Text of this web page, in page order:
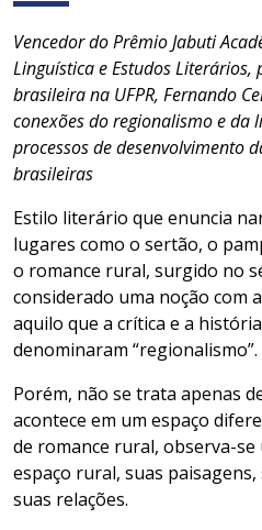
Vencedor do Prêmio Jabuti
Linguística e Estudos
brasileira na UFPR, Fernando
conexões do regionalismo e da
processos de desenvolvimento
brasileiras
Estilo literário que enuncia
lugares como o sertão, o
o romance rural, surgido no
considerado uma noção com
aquilo que a crítica e a
denominaram “regionalismo”.
Porém, não se trata apenas
acontece em um espaço
de romance rural, observa-
espaço rural, suas
suas relações.